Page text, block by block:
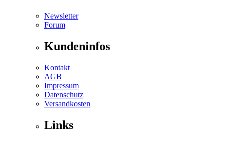
Newsletter
Forum
Kundeninfos
Kontakt
AGB
Impressum
Datenschutz
Versandkosten
Links